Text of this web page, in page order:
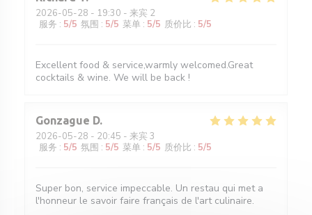
2026-05-28 - 19:30 - 来宾 2
服务 : 5/5 氛围 : 5/5 菜单 : 5/5 质价比 : 5/5
Excellent food & service,warmly welcomed.Great
cocktails & wine. We will be back !
Gonzague D
2026-05-28 - 20:45 - 来宾 3
服务 : 5/5 氛围 : 5/5 菜单 : 5/5 质价比 : 5/5
Super bon, service impeccable. Un restau qui met a
l'honneur le savoir faire français de l'art culinaire.